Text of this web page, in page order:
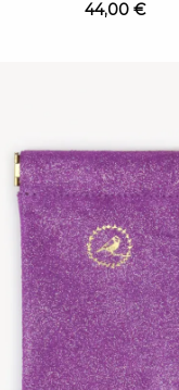
44,00 €